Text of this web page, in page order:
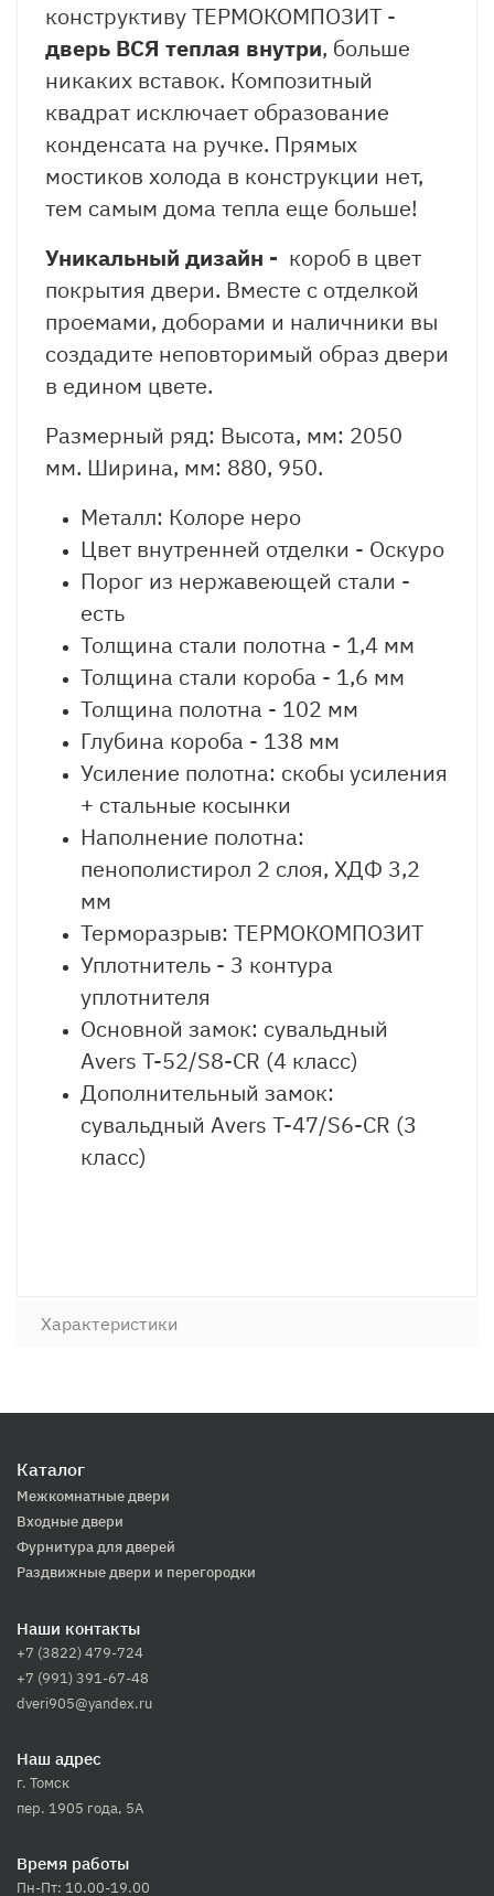
конструктиву ТЕРМОКОМПОЗИТ -
дверь ВСЯ теплая внутри, больше
никаких вставок. Композитный
квадрат исключает образование
конденсата на ручке. Прямых
мостиков холода в конструкции нет,
тем самым дома тепла еще больше!
Уникальный дизайн - короб в цвет
покрытия двери. Вместе с отделкой
проемами, доборами и наличники вы
создадите неповторимый образ двери
в едином цвете.
Размерный ряд: Высота, мм: 2050
мм. Ширина, мм: 880, 950.
Металл: Колоре неро
Цвет внутренней отделки - Оскуро
Порог из нержавеющей стали -
есть
Толщина стали полотна - 1,4 мм
Толщина стали короба - 1,6 мм
Толщина полотна - 102 мм
Глубина короба - 138 мм
Усиление полотна: скобы усиления
+ стальные косынки
Наполнение полотна:
пенополистирол 2 слоя, ХДФ 3,2
мм
Терморазрыв: ТЕРМОКОМПОЗИТ
Уплотнитель - 3 контура
уплотнителя
Основной замок: сувальдный
Avers T-52/S8-CR (4 класс)
Дополнительный замок:
сувальдный Avers T-47/S6-CR (3
класс)
Характеристики
Каталог
Межкомнатные двери
Входные двери
Фурнитура для дверей
Раздвижные двери и перегородки
Наши контакты
+7 (3822) 479-724
+7 (991) 391-67-48
dveri905@yandex.ru
Наш адрес
г. Томск
пер. 1905 года, 5А
Время работы
Пн-Пт: 10.00-19.00